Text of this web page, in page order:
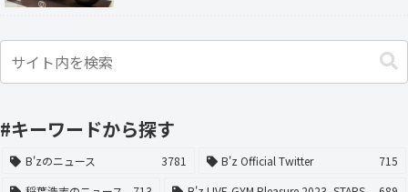
#キーワードから探す
B'zのニュース 3781 B'z Official Twitter
715